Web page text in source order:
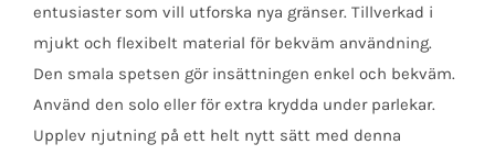
entusiaster som vill utforska nya gränser. Tillverkad i
mjukt och flexibelt material för bekväm användning.
Den smala spetsen gör insättningen enkel och bekväm.
Använd den solo eller för extra krydda under parlekar.
Upplev njutning på ett helt nytt sätt med denna